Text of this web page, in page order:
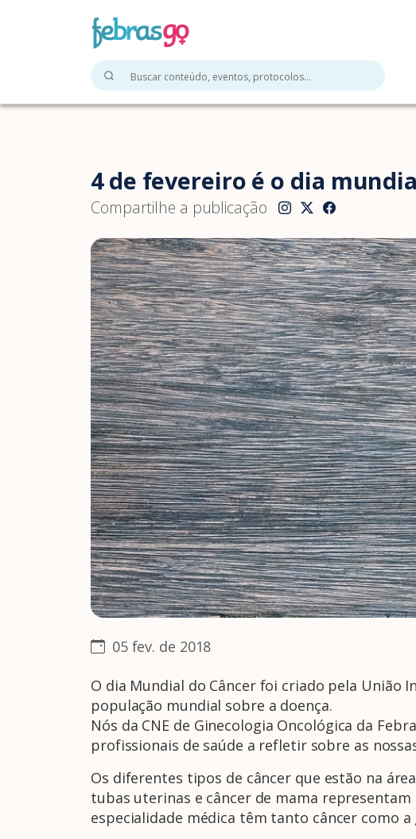
4 de fevereiro é o dia
Compartilhe a publicação
05 fev. de 2018
O dia Mundial do Câncer foi criado pela União
população mundial sobre a doença.
Nós da CNE de Ginecologia Oncológica da
profissionais de saúde a refletir sobre as
Os diferentes tipos de câncer que estão na
tubas uterinas e câncer de mama
especialidade médica têm tanto câncer como a